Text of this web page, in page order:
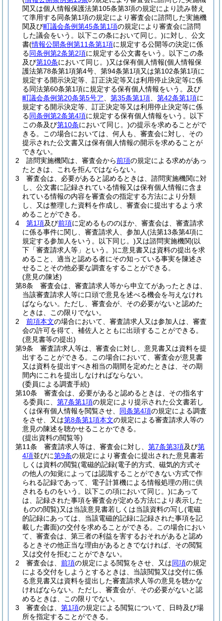
関又は個人情報保護法第105条第3項の規定により読み替え
て準用する同条第1項の規定により審査会に諮問した実施機
関及び町議会条例第45条第1項の規定により審査会に諮問
した議会をいう。以下この条において同じ。)に対し、公文
書(情報公開条例第11条第1項に規定する公開等の決定に係
る同条例第2条第2項に規定する公文書をいう。以下この条
及び第10条において同じ。)又は保有個人情報(個人情報保
護法第78条第1項第4号、第94条第1項又は第102条第1項に
規定する開示決定等、訂正決定等又は利用停止決定等に係
る同法第60条第1項に規定する保有個人情報をいう。及び
町議会条例第20条第5号ア
第35条第1項 第42条第1項に
規定する開示決定等、訂正決定等又は利用停止決定等に係
る同条例第2条第4項に規定する保有個人情報をいう。以下
この条及び第10条において同じ。)の提示を求めることがで
きる。
この場合においては、何人も、審査会に対し、その
提示された公文書又は保有個人情報の開示を求めることが
できない。
2
諮問実施機関は、審査会から前項の規定による求めがあっ
たときは、これを拒んではならない。
3
審査会は、必要があると認めるときは、諮問実施機関に対
し、公文書に記録されている情報又は保有個人情報に含ま
れている情報の内容を審査会の指定する方法により分類
し、又は整理した資料を作成し、審査会に提出するよう求
めることができる。
4
第1項及び前項に定めるもののほか、審査会は、審査請求
に係る事件に関し、審査請求人、参加人(法第13条第4項に
規定する参加人をいう。以下同じ。)又は諮問実施機関(以
下「審査請求人等」という。)に意見書又は資料の提出を求
めること、適当と認める者にその知っている事実を陳述さ
せることその他必要な調査をすることができる。
(意見の陳述)
第8条
審査会は、審査請求人等から申立てがあったときは、
当該審査請求人等に口頭で意見を述べる機会を与えなけれ
ばならない。 ただし、審査会が、その必要がないと認めた
ときは、この限りでない。
2
前項本文の場合において、審査請求人又は参加人は、審査
会の許可を得て、補佐人とともに出頭することができる。
(意見書等の提出)
第9条
審査請求人等は、審査会に対し、意見書又は資料を提
出することができる。
この場合において、審査会が意見書
又は資料を提出すべき相当の期間を定めたときは、その期
間内にこれを提出しなければならない。
(委員による調査手続)
第10条
審査会は、必要があると認めるときは、その指名す
る委員に、 第7条第1項の規定により提示された公文書若し
くは保有個人情報を閲覧させ、 同条第4項の規定による調査
をさせ、又は第8条第1項本文の規定による審査請求人等の
意見の陳述を聴かせることかできる。
(提出資料の閲覧等)
第11条
審査請求人等は、審査会に対し、 第7条第3項及び第
4項並びに第9条の規定により審査会に提出された意見書若
しくは資料の閲覧(電磁的記録(電子的方式、磁気的方式そ
の他人の知覚によっては認識することができない方式で作
られる記録であって、電子計算機による情報処理の用に供
されるものをいう。以下この項において同じ。)にあって
は、記録された事項を審査会が定める方法により表示した
ものの閲覧)又は当該意見書若しくは当該資料の写し(電磁
的記録にあっては、当該電磁的記録に記録された事項を記
載した書面)の交付を求めることができる。
この場合におい
て、審査会は、第三者の利益を害するおそれがあると認め
るときその他正当な理由があるときでなければ、その閲覧
又は交付を拒むことができない。
2
審査会は、 前項の規定による閲覧をさせ、又は同項の規定
による交付をしようとするときは、当該閲覧又は交付に係
る意見書又は資料を提出した審査請求人等の意見を聴かな
ければならない。 ただし、審査会が、その必要がないと認
めるときは、この限りでない。
3
審査会は、 第1項の規定による閲覧について、日時及び場
所を指定することができる。